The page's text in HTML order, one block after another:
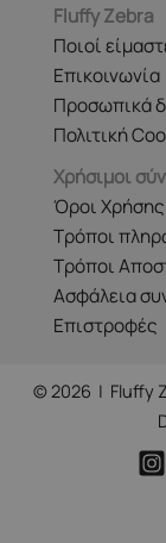
Fluffy Zebra
Ποιοί
Επικοινωνία
Προσωπικά
Πολιτική
Χρήσιμοι
Όροι Χρήσης
Τρόποι
Τρόποι
Ασφάλεια
Επιστροφές
© 2026 | Fluffy